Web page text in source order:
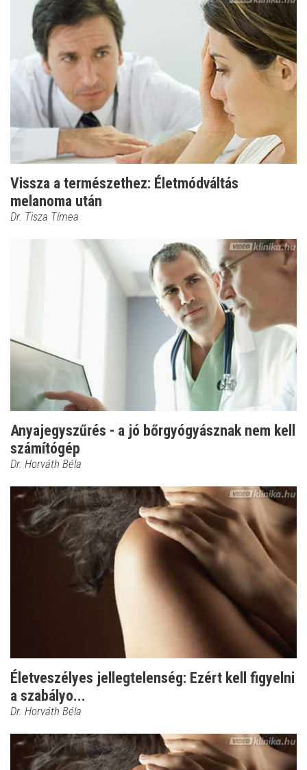
Vissza a természethez: Életmódváltás
melanoma után
Dr. Tisza Tímea
Anyajegyszűrés - a jó bőrgyógyásznak nem kell
számítógép
Dr. Horváth Béla
Életveszélyes jellegtelenség: Ezért kell figyelni
a szabályo...
Dr. Horváth Béla